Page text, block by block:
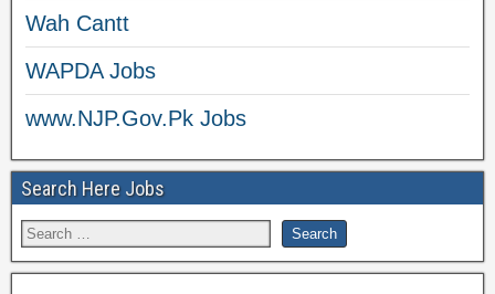
Wah Cantt
WAPDA Jobs
www.NJP.Gov.Pk Jobs
Search Here Jobs